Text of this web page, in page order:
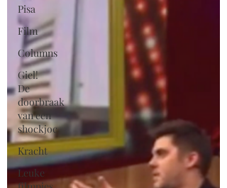
Pisa
Film
Columns
Giel!
De
doorbraak
van een
shockjoc
Kracht
Leuke